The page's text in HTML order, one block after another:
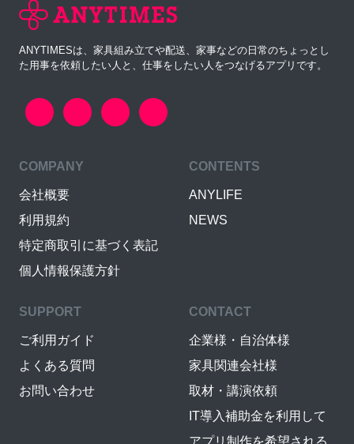
ANYTIMESは、家具組み立てや配送、家事などの日常のちょっとし
た用事を依頼したい人と、仕事をしたい人をつなげるアプリです。
COMPANY
会社概要
利用規約
特定商取引に基づく表記
個人情報保護方針
CONTENTS
ANYLIFE
NEWS
SUPPORT
ご利用ガイド
よくある質問
お問い合わせ
CONTACT
企業様・自治体様
家具関連会社様
取材・講演依頼
IT導入補助金を利用して
アプリ制作を希望される